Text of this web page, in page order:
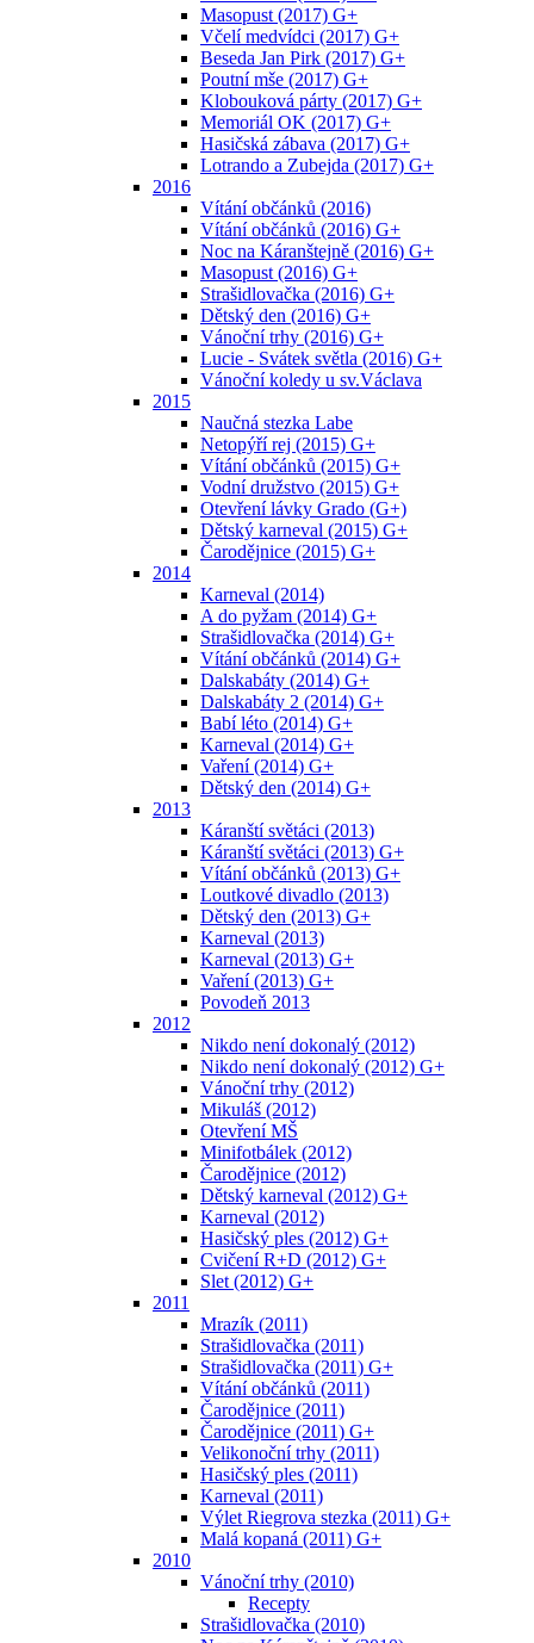
Masopust (2017) G+
Včelí medvídci (2017) G+
Beseda Jan Pirk (2017) G+
Poutní mše (2017) G+
Klobouková párty (2017) G+
Memoriál OK (2017) G+
Hasičská zábava (2017) G+
Lotrando a Zubejda (2017) G+
2016
Vítání občánků (2016)
Vítání občánků (2016) G+
Noc na Káranštejně (2016) G+
Masopust (2016) G+
Strašidlovačka (2016) G+
Dětský den (2016) G+
Vánoční trhy (2016) G+
Lucie - Svátek světla (2016) G+
Vánoční koledy u sv.Václava
2015
Naučná stezka Labe
Netopýří rej (2015) G+
Vítání občánků (2015) G+
Vodní družstvo (2015) G+
Otevření lávky Grado (G+)
Dětský karneval (2015) G+
Čarodějnice (2015) G+
2014
Karneval (2014)
A do pyžam (2014) G+
Strašidlovačka (2014) G+
Vítání občánků (2014) G+
Dalskabáty (2014) G+
Dalskabáty 2 (2014) G+
Babí léto (2014) G+
Karneval (2014) G+
Vaření (2014) G+
Dětský den (2014) G+
2013
Káranští světáci (2013)
Káranští světáci (2013) G+
Vítání občánků (2013) G+
Loutkové divadlo (2013)
Dětský den (2013) G+
Karneval (2013)
Karneval (2013) G+
Vaření (2013) G+
Povodeň 2013
2012
Nikdo není dokonalý (2012)
Nikdo není dokonalý (2012) G+
Vánoční trhy (2012)
Mikuláš (2012)
Otevření MŠ
Minifotbálek (2012)
Čarodějnice (2012)
Dětský karneval (2012) G+
Karneval (2012)
Hasičský ples (2012) G+
Cvičení R+D (2012) G+
Slet (2012) G+
2011
Mrazík (2011)
Strašidlovačka (2011)
Strašidlovačka (2011) G+
Vítání občánků (2011)
Čarodějnice (2011)
Čarodějnice (2011) G+
Velikonoční trhy (2011)
Hasičský ples (2011)
Karneval (2011)
Výlet Riegrova stezka (2011) G+
Malá kopaná (2011) G+
2010
Vánoční trhy (2010)
Recepty
Strašidlovačka (2010)